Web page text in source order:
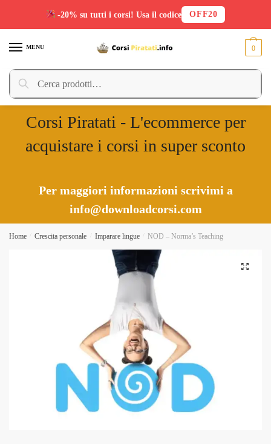
MENU
Cerca:
Cerca
0
Corsi Piratati - L'ecommerce per
acquistare i corsi in super sconto
Per maggiori informazioni scrivimi a
info@downloadcorsi.com
Home Crescita personale Imparare lingue NOD – Norma’s Teaching
-20% su tutti i corsi! Usa il codice OFF20